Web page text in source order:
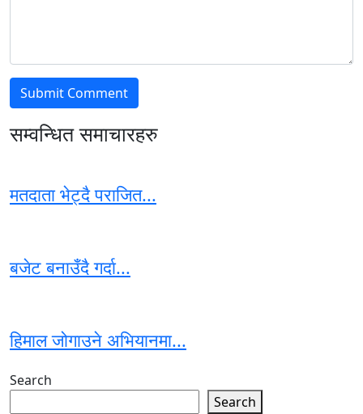
सम्वन्धित समाचारहरु
मतदाता भेट्दै पराजित...
बजेट बनाउँदै गर्दा...
हिमाल जोगाउने अभियानमा...
Search
Search